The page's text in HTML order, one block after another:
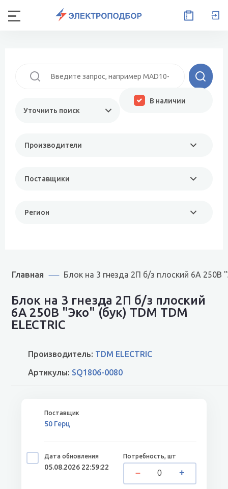
Уточнить поиск
Производители
Поставщики
Регион
В наличии
Главная Блок на 3 гнезда 2П б/з плоский 6А 250B
Блок на 3 гнезда 2П б/з плоский
6А 250B "Эко" (бук) TDM TDM
ELECTRIC
Производитель: TDM ELECTRIC
Артикулы: SQ1806-0080
50 Герц
05.08.2026 22:59:22